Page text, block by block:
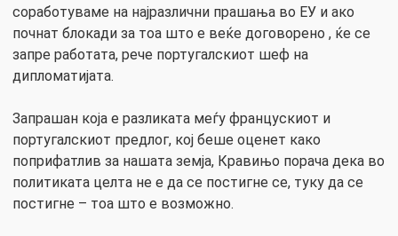
соработуваме на најразлични прашања во ЕУ и ако
почнат блокади за тоа што е веќе договорено , ќе се
запре работата, рече португалскиот шеф на
дипломатијата.
Запрашан која е разликата меѓу францускиот и
португалскиот предлог, кој беше оценет како
поприфатлив за нашата земја, Кравињо порача дека во
политиката целта не е да се постигне се, туку да се
постигне – тоа што е возможно.